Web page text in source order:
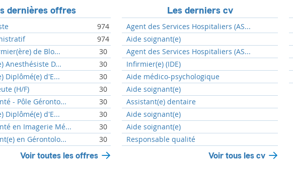
dernières offres
974
974
de Blo...
30
Anesthésiste D...
30
Diplômé(e) d'E...
30
(H/F)
30
- Pôle Géronto...
30
Diplômé(e) d'E...
30
en Imagerie Mé...
30
en Gérontolo...
30
Voir toutes les offres
Les derniers cv
Agent des Services Hospitaliers (AS...
Aide soignant(e)
Agent des Services Hospitaliers (AS...
Infirmier(e) (IDE)
Aide médico-psychologique
Aide soignant(e)
Assistant(e) dentaire
Aide soignant(e)
Aide soignant(e)
Responsable qualité
Voir tous les cv